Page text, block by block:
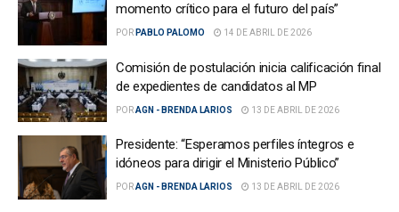
momento crítico para el futuro del país”
POR PABLO PALOMO 14 DE ABRIL DE 2026
Comisión de postulación inicia calificación final
de expedientes de candidatos al MP
PORAGN - BRENDA LARIOS 13 DE ABRIL DE 2026
Presidente: “Esperamos perfiles íntegros e
idóneos para dirigir el Ministerio Público”
PORAGN - BRENDA LARIOS 13 DE ABRIL DE 2026